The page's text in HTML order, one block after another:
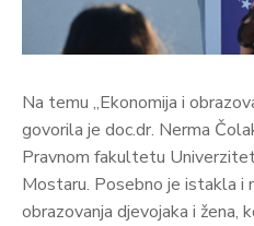
Na temu „Ekonomija i
govorila je doc.dr. Nerma
Pravnom fakultetu
Mostaru. Posebno je istakla i
obrazovanja djevojaka i žena,